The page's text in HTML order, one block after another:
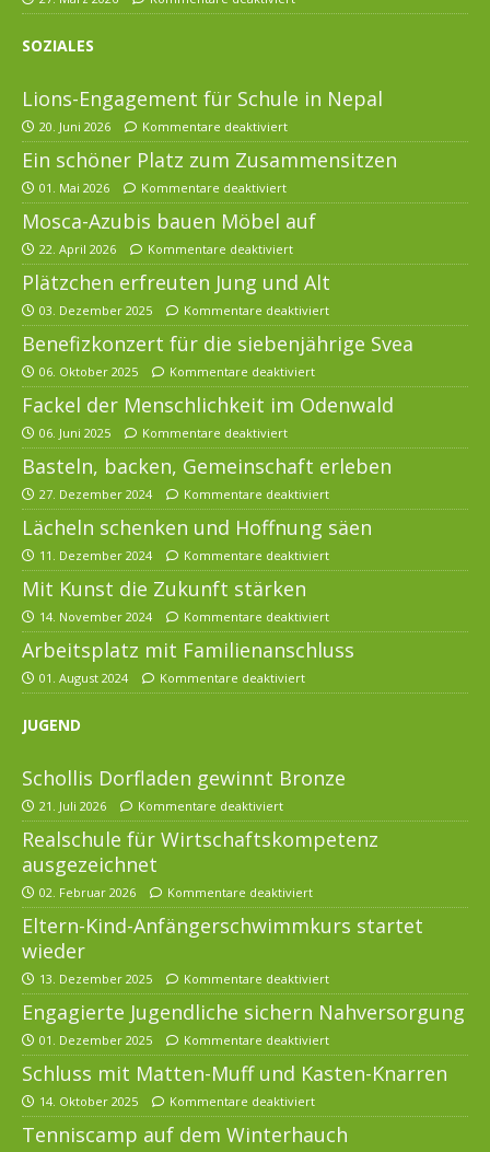
SOZIALES
Lions-Engagement für Schule in Nepal
20. Juni 2026 Kommentare deaktiviert
Ein schöner Platz zum Zusammensitzen
01. Mai 2026 Kommentare deaktiviert
Mosca-Azubis bauen Möbel auf
22. April 2026 Kommentare deaktiviert
Plätzchen erfreuten Jung und Alt
03. Dezember 2025 Kommentare deaktiviert
Benefizkonzert für die siebenjährige Svea
06. Oktober 2025 Kommentare deaktiviert
Fackel der Menschlichkeit im Odenwald
06. Juni 2025 Kommentare deaktiviert
Basteln, backen, Gemeinschaft erleben
27. Dezember 2024 Kommentare deaktiviert
Lächeln schenken und Hoffnung säen
11. Dezember 2024 Kommentare deaktiviert
Mit Kunst die Zukunft stärken
14. November 2024 Kommentare deaktiviert
Arbeitsplatz mit Familienanschluss
01. August 2024 Kommentare deaktiviert
JUGEND
Schollis Dorfladen gewinnt Bronze
21. Juli 2026 Kommentare deaktiviert
Realschule für Wirtschaftskompetenz
ausgezeichnet
02. Februar 2026 Kommentare deaktiviert
Eltern-Kind-Anfängerschwimmkurs startet
wieder
13. Dezember 2025 Kommentare deaktiviert
Engagierte Jugendliche sichern Nahversorgung
01. Dezember 2025 Kommentare deaktiviert
Schluss mit Matten-Muff und Kasten-Knarren
14. Oktober 2025 Kommentare deaktiviert
Tenniscamp auf dem Winterhauch